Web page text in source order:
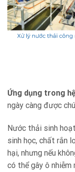
Ứng dụng trong
ngày càng được
Nước thải sinh
sinh học, chất rắn
hại, nhưng nếu
có thể gây ô